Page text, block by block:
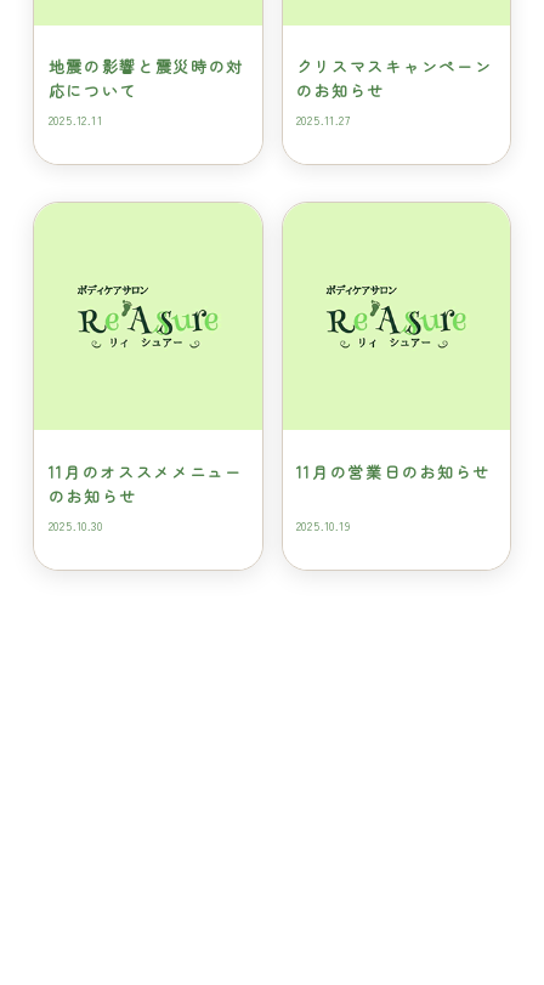
地震の影響と震災時の対
応について
2025.12.11
クリスマスキャンペーン
のお知らせ
2025.11.27
11月のオススメメニュー
のお知らせ
2025.10.30
11月の営業日のお知らせ
2025.10.19